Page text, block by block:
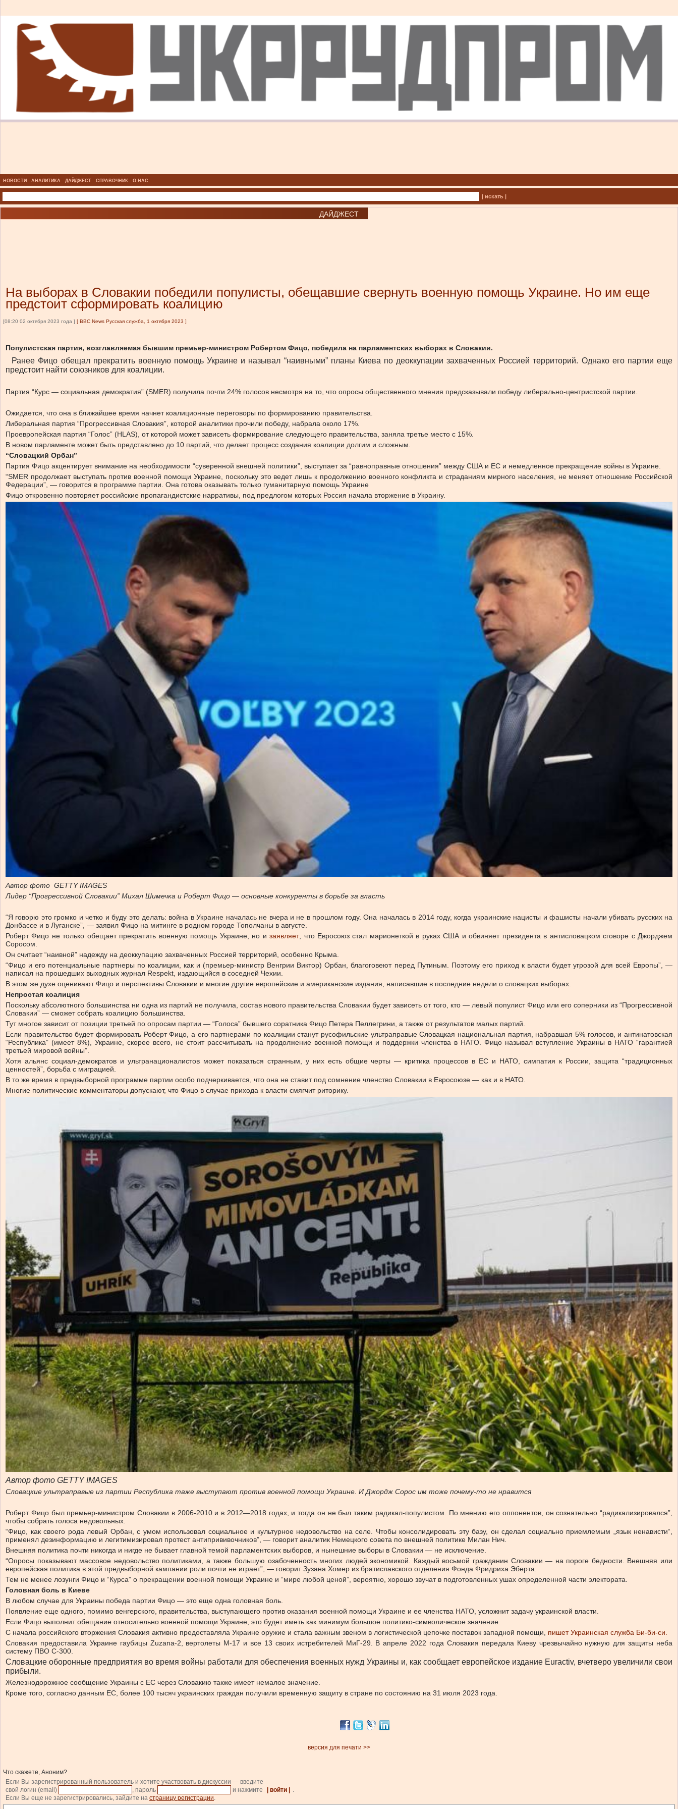
НОВОСТИ АНАЛИТИКА ДАЙДЖЕСТ СПРАВОЧНИК О НАС
| искать |
ДАЙДЖЕСТ
На выборах в Словакии победили популисты, обещавшие свернуть военную помощь Украине. Но им еще
предстоит сформировать коалицию
[08:20 02 октября 2023 года ] [ BBC News Русская служба, 1 октября 2023 ]
Популистская партия, возглавляемая бывшим премьер-министром Робертом Фицо, победила на парламентских выборах в Словакии.
Ранее Фицо обещал прекратить военную помощь Украине и называл “наивными” планы Киева по деоккупации захваченных Россией территорий. Однако его партии еще
предстоит найти союзников для коалиции.
Партия “Курс — социальная демократия” (SMER) получила почти 24% голосов несмотря на то, что опросы общественного мнения предсказывали победу либерально-центристской партии.
Ожидается, что она в ближайшее время начнет коалиционные переговоры по формированию правительства.
Либеральная партия “Прогрессивная Словакия”, которой аналитики прочили победу, набрала около 17%.
Проевропейская партия “Голос” (HLAS), от которой может зависеть формирование следующего правительства, заняла третье место с 15%.
В новом парламенте может быть представлено до 10 партий, что делает процесс создания коалиции долгим и сложным.
“Словацкий Орбан”
Партия Фицо акцентирует внимание на необходимости “суверенной внешней политики”, выступает за “равноправные отношения” между США и ЕС и немедленное прекращение войны в Украине.
“SMER продолжает выступать против военной помощи Украине, поскольку это ведет лишь к продолжению военного конфликта и страданиям мирного населения, не меняет отношение Российской
Федерации”, — говорится в программе партии. Она готова оказывать только гуманитарную помощь Украине
Фицо откровенно повторяет российские пропагандистские нарративы, под предлогом которых Россия начала вторжение в Украину.
Автор фото GETTY IMAGES
Лидер “Прогрессивной Словакии” Михал Шимечка и Роберт Фицо — основные конкуренты в борьбе за власть
“Я говорю это громко и четко и буду это делать: война в Украине началась не вчера и не в прошлом году. Она началась в 2014 году, когда украинские нацисты и фашисты начали убивать русских на
Донбассе и в Луганске”, — заявил Фицо на митинге в родном городе Тополчаны в августе.
Роберт Фицо не только обещает прекратить военную помощь Украине, но изаявляет, что Евросоюз стал марионеткой в руках США и обвиняет президента в антисловацком сговоре с Джорджем
Соросом.
Он считает “наивной” надежду на деоккупацию захваченных Россией территорий, особенно Крыма.
“Фицо и его потенциальные партнеры по коалиции, как и (премьер-министр Венгрии Виктор) Орбан, благоговеют перед Путиным. Поэтому его приход к власти будет угрозой для всей Европы”, —
написал на прошедших выходных журнал Respekt, издающийся в соседней Чехии.
В этом же духе оценивают Фицо и перспективы Словакии и многие другие европейские и американские издания, написавшие в последние недели о словацких выборах.
Непростая коалиция
Поскольку абсолютного большинства ни одна из партий не получила, состав нового правительства Словакии будет зависеть от того, кто — левый популист Фицо или его соперники из “Прогрессивной
Словакии” — сможет собрать коалицию большинства.
Тут многое зависит от позиции третьей по опросам партии — “Голоса” бывшего соратника Фицо Петера Пеллегрини, а также от результатов малых партий.
Если правительство будет формировать Роберт Фицо, а его партнерами по коалиции станут русофильские ультраправые Словацкая национальная партия, набравшая 5% голосов, и антинатовская
“Республика” (имеет 8%), Украине, скорее всего, не стоит рассчитывать на продолжение военной помощи и поддержки членства в НАТО. Фицо называл вступление Украины в НАТО “гарантией
третьей мировой войны”.
Хотя альянс социал-демократов и ультранационалистов может показаться странным, у них есть общие черты — критика процессов в ЕС и НАТО, симпатия к России, защита “традиционных
ценностей”, борьба с миграцией.
В то же время в предвыборной программе партии особо подчеркивается, что она не ставит под сомнение членство Словакии в Евросоюзе — как и в НАТО.
Многие политические комментаторы допускают, что Фицо в случае прихода к власти смягчит риторику.
Автор фото GETTY IMAGES
Словацкие ультраправые из партии Республика таже выступают против военной помощи Украине. И Джордж Сорос им тоже почему-то не нравится
Роберт Фицо был премьер-министром Словакии в 2006-2010 и в 2012—2018 годах, и тогда он не был таким радикал-популистом. По мнению его оппонентов, он сознательно “радикализировался”,
чтобы собрать голоса недовольных.
“Фицо, как своего рода левый Орбан, с умом использовал социальное и культурное недовольство на селе. Чтобы консолидировать эту базу, он сделал социально приемлемым „язык ненависти“,
применял дезинформацию и легитимизировал протест антипрививочников”, — говорит аналитик Немецкого совета по внешней политике Милан Нич.
Внешняя политика почти никогда и нигде не бывает главной темой парламентских выборов, и нынешние выборы в Словакии — не исключение.
“Опросы показывают массовое недовольство политиками, а также большую озабоченность многих людей экономикой. Каждый восьмой гражданин Словакии — на пороге бедности. Внешняя или
европейская политика в этой предвыборной кампании роли почти не играет”, — говорит Зузана Хомер из братиславского отделения Фонда Фридриха Эберта.
Тем не менее лозунги Фицо и “Курса” о прекращении военной помощи Украине и “мире любой ценой”, вероятно, хорошо звучат в подготовленных ушах определенной части электората.
Головная боль в Киеве
В любом случае для Украины победа партии Фицо — это еще одна головная боль.
Появление еще одного, помимо венгерского, правительства, выступающего против оказания военной помощи Украине и ее членства НАТО, усложнит задачу украинской власти.
Если Фицо выполнит обещание относительно военной помощи Украине, это будет иметь как минимум большое политико-символическое значение.
С начала российского вторжения Словакия активно предоставляла Украине оружие и стала важным звеном в логистической цепочке поставок западной помощи, пишет Украинская служба Би-би-си.
Словакия предоставила Украине гаубицы Zuzana-2, вертолеты М-17 и все 13 своих истребителей МиГ-29. В апреле 2022 года Словакия передала Киеву чрезвычайно нужную для защиты неба
систему ПВО С-300.
Словацкие оборонные предприятия во время войны работали для обеспечения военных нужд Украины и, как сообщает европейское издание Euractiv, вчетверо увеличили свои
прибыли.
Железнодорожное сообщение Украины с ЕС через Словакию также имеет немалое значение.
Кроме того, согласно данным ЕС, более 100 тысяч украинских граждан получили временную защиту в стране по состоянию на 31 июля 2023 года.
версия для печати >>
Что скажете, Аноним?
Если Вы зарегистрированный пользователь и хотите участвовать в дискуссии — введите
свой логин (email)
, пароль и нажмите | войти |
.
Если Вы еще не зарегистрировались, зайдите на страницу регистрации.